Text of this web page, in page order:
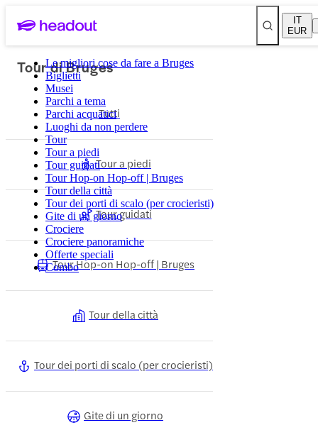
IT
EUR
Le migliori cose da fare a Bruges
Biglietti
Musei
Parchi a tema
Parchi acquatici
Luoghi da non perdere
Tour
Tour a piedi
Tour guidati
Tour Hop-on Hop-off | Bruges
Tour della città
Tour dei porti di scalo (per crocieristi)
Gite di un giorno
Crociere
Crociere panoramiche
Offerte speciali
Combo
Tour di Bruges
Tutti
Tour a piedi
Tour guidati
Tour Hop-on Hop-off | Bruges
Tour della città
Tour dei porti di scalo (per crocieristi)
Gite di un giorno